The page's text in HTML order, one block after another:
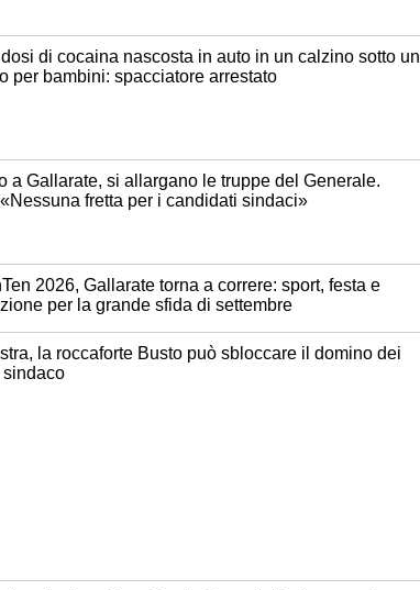
di cocaina nascosta in auto in un calzino sotto un
per bambini: spacciatore arrestato
a Gallarate, si allargano le truppe del Generale.
fretta per i candidati sindaci»
2026, Gallarate torna a correre: sport, festa e
per la grande sfida di settembre
la roccaforte Busto può sbloccare il domino dei